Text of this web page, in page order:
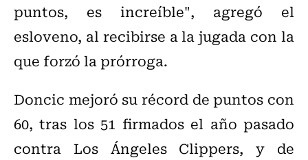
puntos, es increíble", agregó el
esloveno, al recibirse a la jugada con la
que forzó la prórroga.
Doncic mejoró su récord de puntos con
60, tras los 51 firmados el año pasado
contra Los Ángeles Clippers, y de